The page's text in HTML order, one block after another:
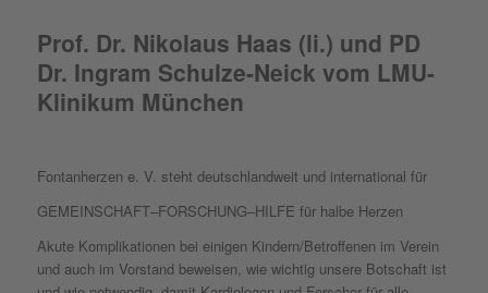
Prof. Dr. Nikolaus Haas (li.) und PD
Dr. Ingram Schulze-Neick vom LMU-
Klinikum München
Fontanherzen e. V. steht deutschlandweit und international für
GEMEINSCHAFT–FORSCHUNG–HILFE für halbe Herzen
Akute Komplikationen bei einigen Kindern/Betroffenen im Verein
und auch im Vorstand beweisen, wie wichtig unsere Botschaft ist